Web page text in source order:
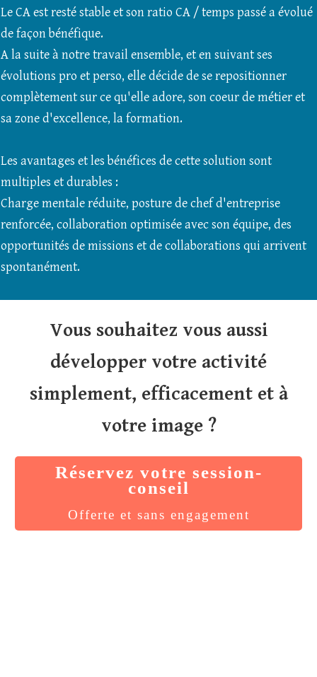
Le CA est resté stable et son ratio CA / temps passé a évolué
de façon bénéfique.
A la suite à notre travail ensemble, et en suivant ses
évolutions pro et perso, elle décide de se repositionner
complètement sur ce qu'elle adore, son coeur de métier et
sa zone d'excellence, la formation.
Les avantages et les bénéfices de cette solution sont
multiples et durables :
Charge mentale réduite, posture de chef d'entreprise
renforcée, collaboration optimisée avec son équipe, des
opportunités de missions et de collaborations qui arrivent
spontanément.
Vous souhaitez vous aussi
développer votre activité
simplement, efficacement et à
votre image ?
Réservez votre session-
conseil
Offerte et sans engagement